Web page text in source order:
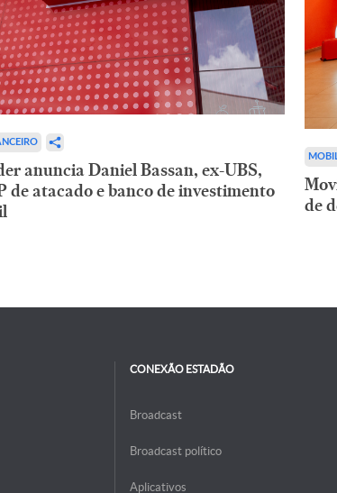
anuncia Daniel Bassan, ex-UBS,
de atacado e banco de investimento
de
CONEXÃO ESTADÃO
Broadcast
Broadcast político
Aplicativos